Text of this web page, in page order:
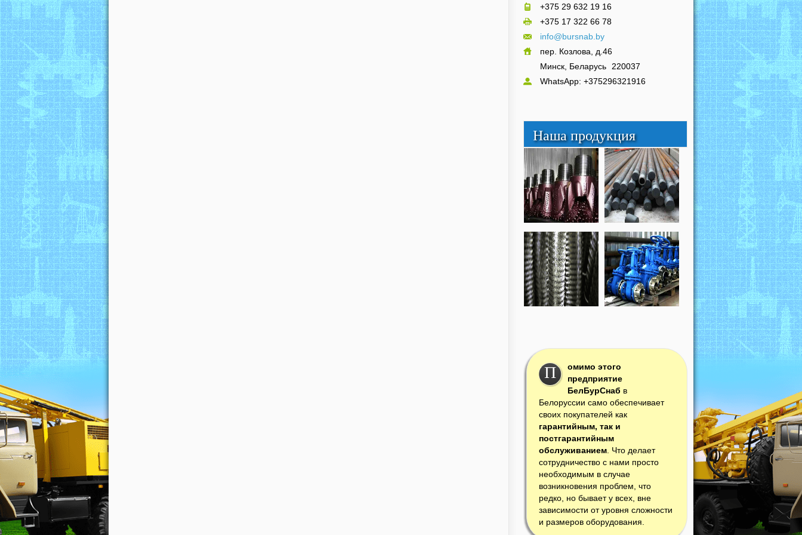
+375 29 632 19 16
+375 17 322 66 78
info@bursnab.by
пер. Козлова, д.46
Минск, Беларусь 220037
WhatsApp: +375296321916
Наша продукция
П
омимо этого
предприятие
БелБурСнаб в
Белоруссии само обеспечивает
своих покупателей как
гарантийным, так и
постгарантийным
обслуживанием. Что делает
сотрудничество с нами просто
необходимым в случае
возникновения проблем, что
редко, но бывает у всех, вне
зависимости от уровня сложности
и размеров оборудования.